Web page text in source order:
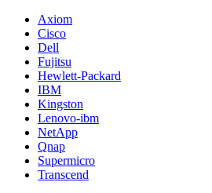
Axiom
Cisco
Dell
Fujitsu
Hewlett-Packard
IBM
Kingston
Lenovo-ibm
NetApp
Qnap
Supermicro
Transcend